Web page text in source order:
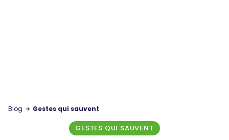
Blog Gestes qui sauvent
GESTES QUI SAUVENT